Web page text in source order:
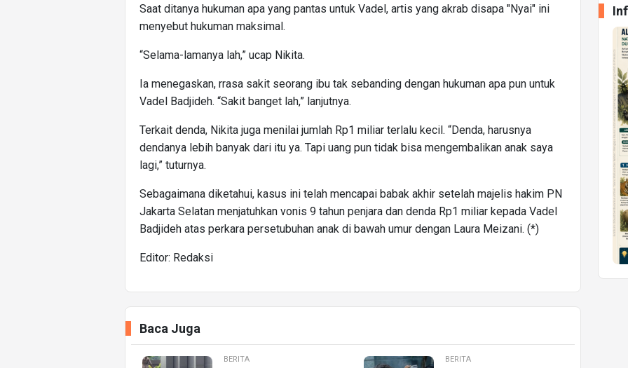
Saat ditanya hukuman apa yang pantas untuk Vadel, artis yang akrab disapa "Nyai" ini
menyebut hukuman maksimal.
“Selama-lamanya lah,” ucap Nikita.
Ia menegaskan, rrasa sakit seorang ibu tak sebanding dengan hukuman apa pun untuk
Vadel Badjideh. “Sakit banget lah,” lanjutnya.
Terkait denda, Nikita juga menilai jumlah Rp1 miliar terlalu kecil. “Denda, harusnya
dendanya lebih banyak dari itu ya. Tapi uang pun tidak bisa mengembalikan anak saya
lagi,” tuturnya.
Sebagaimana diketahui, kasus ini telah mencapai babak akhir setelah majelis hakim PN
Jakarta Selatan menjatuhkan vonis 9 tahun penjara dan denda Rp1 miliar kepada Vadel
Badjideh atas perkara persetubuhan anak di bawah umur dengan Laura Meizani. (*)
Editor: Redaksi
Baca Juga
BERITA BERITA